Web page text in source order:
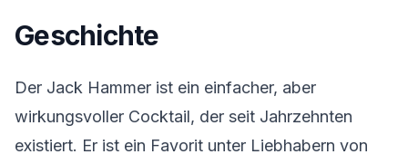
Geschichte
Der Jack Hammer ist ein einfacher, aber
wirkungsvoller Cocktail, der seit Jahrzehnten
existiert. Er ist ein Favorit unter Liebhabern von